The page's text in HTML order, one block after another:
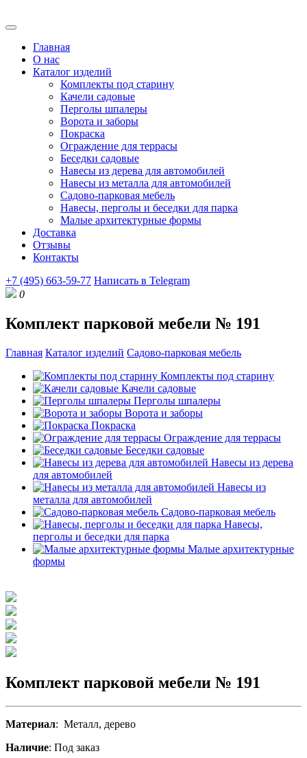
Главная
О нас
Каталог изделий
Комплекты под старину
Качели садовые
Перголы шпалеры
Ворота и заборы
Покраска
Ограждение для террасы
Беседки садовые
Навесы из дерева для автомобилей
Навесы из металла для автомобилей
Садово-парковая мебель
Навесы, перголы и беседки для парка
Малые архитектурные формы
Доставка
Отзывы
Контакты
+7 (495) 663-59-77 Написать в Telegram
0
Комплект парковой мебели № 191
Главная Каталог изделий Садово-парковая мебель
Комплекты под старину
Качели садовые
Перголы шпалеры
Ворота и заборы
Покраска
Ограждение для террасы
Беседки садовые
Навесы из дерева
для автомобилей
Навесы из
металла для автомобилей
Садово-парковая мебель
Навесы,
перголы и беседки для парка
Малые архитектурные
формы
Комплект парковой мебели № 191
Материал: Металл, дерево
Наличие: Под заказ